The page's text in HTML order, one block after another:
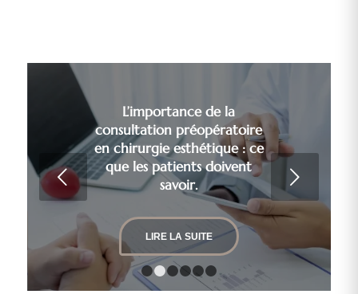
L’importance de la
consultation préopératoire
en chirurgie esthétique : ce
que les patients doivent
savoir.
LIRE LA SUITE
Suivant
1 3